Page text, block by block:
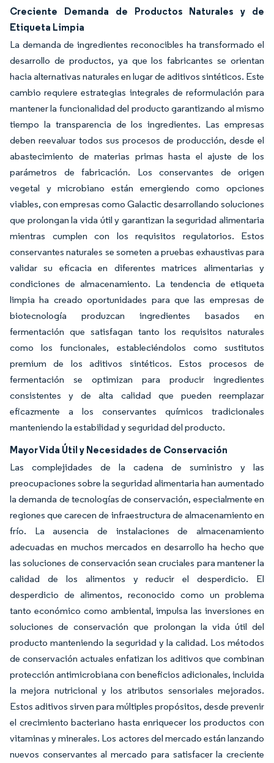
Creciente Demanda de Productos Naturales y de
Etiqueta Limpia
La demanda de ingredientes reconocibles ha transformado el
desarrollo de productos, ya que los fabricantes se orientan
hacia alternativas naturales en lugar de aditivos sintéticos. Este
cambio requiere estrategias integrales de reformulación para
mantener la funcionalidad del producto garantizando al mismo
tiempo la transparencia de los ingredientes. Las empresas
deben reevaluar todos sus procesos de producción, desde el
abastecimiento de materias primas hasta el ajuste de los
parámetros de fabricación. Los conservantes de origen
vegetal y microbiano están emergiendo como opciones
viables, con empresas como Galactic desarrollando soluciones
que prolongan la vida útil y garantizan la seguridad alimentaria
mientras cumplen con los requisitos regulatorios. Estos
conservantes naturales se someten a pruebas exhaustivas para
validar su eficacia en diferentes matrices alimentarias y
condiciones de almacenamiento. La tendencia de etiqueta
limpia ha creado oportunidades para que las empresas de
biotecnología produzcan ingredientes basados en
fermentación que satisfagan tanto los requisitos naturales
como los funcionales, estableciéndolos como sustitutos
premium de los aditivos sintéticos. Estos procesos de
fermentación se optimizan para producir ingredientes
consistentes y de alta calidad que pueden reemplazar
eficazmente a los conservantes químicos tradicionales
manteniendo la estabilidad y seguridad del producto.
Mayor Vida Útil y Necesidades de Conservación
Las complejidades de la cadena de suministro y las
preocupaciones sobre la seguridad alimentaria han aumentado
la demanda de tecnologías de conservación, especialmente en
regiones que carecen de infraestructura de almacenamiento en
frío. La ausencia de instalaciones de almacenamiento
adecuadas en muchos mercados en desarrollo ha hecho que
las soluciones de conservación sean cruciales para mantener la
calidad de los alimentos y reducir el desperdicio. El
desperdicio de alimentos, reconocido como un problema
tanto económico como ambiental, impulsa las inversiones en
soluciones de conservación que prolongan la vida útil del
producto manteniendo la seguridad y la calidad. Los métodos
de conservación actuales enfatizan los aditivos que combinan
protección antimicrobiana con beneficios adicionales, incluida
la mejora nutricional y los atributos sensoriales mejorados.
Estos aditivos sirven para múltiples propósitos, desde prevenir
el crecimiento bacteriano hasta enriquecer los productos con
vitaminas y minerales. Los actores del mercado están lanzando
nuevos conservantes al mercado para satisfacer la creciente